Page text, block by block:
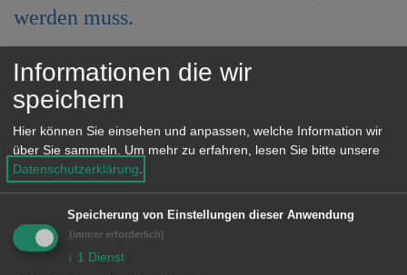
werden muss.
Im genannten Bereich der
Kolpingstraße ist diese Voraussetzung
jedoch nicht erfüllt, nachdem dort
derzeit sowohl eine Linksabbiegespur
als auch eine Geradeaus-/ Rechtsspur
vorhanden ist.
Die nicht regelkonforme Ausgestaltung
Informationen die wir
speichern
Hier können Sie einsehen und anpassen, welche Information wir
über Sie sammeln. Um mehr zu erfahren, lesen Sie bitte unsere
Datenschutzerklärung.
Speicherung von Einstellungen dieser Anwendung
(immer erforderlich)
↓ 1 Dienst